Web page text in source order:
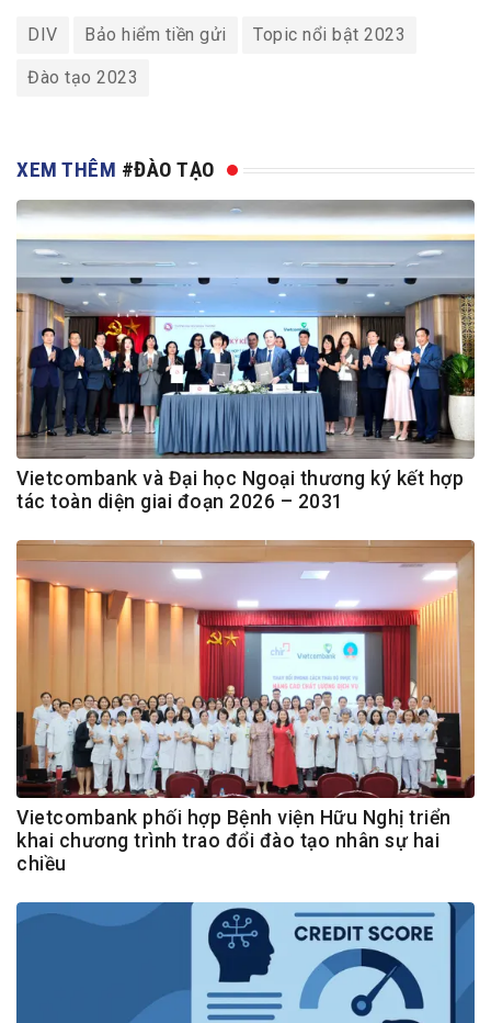
DIV Bảo hiểm tiền gửi Topic nổi bật 2023
Đào tạo 2023
XEM THÊM #ĐÀO TẠO
Vietcombank và Đại học Ngoại thương ký kết hợp
tác toàn diện giai đoạn 2026 – 2031
Vietcombank phối hợp Bệnh viện Hữu Nghị triển
khai chương trình trao đổi đào tạo nhân sự hai
chiều